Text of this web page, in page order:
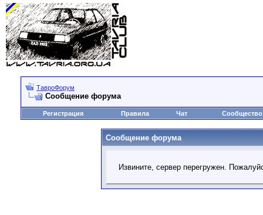
ТавроФорум
Сообщение форума
Регистрация Правила Чат Сообщество
Сообщение форума
Извините, сервер перегружен.